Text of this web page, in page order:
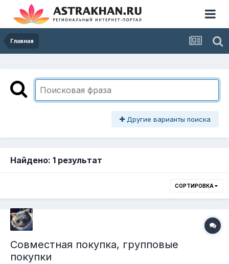
Главная
Другие варианты поиска
Найдено: 1 результат
СОРТИРОВКА
Совместная покупка, групповые
покупки